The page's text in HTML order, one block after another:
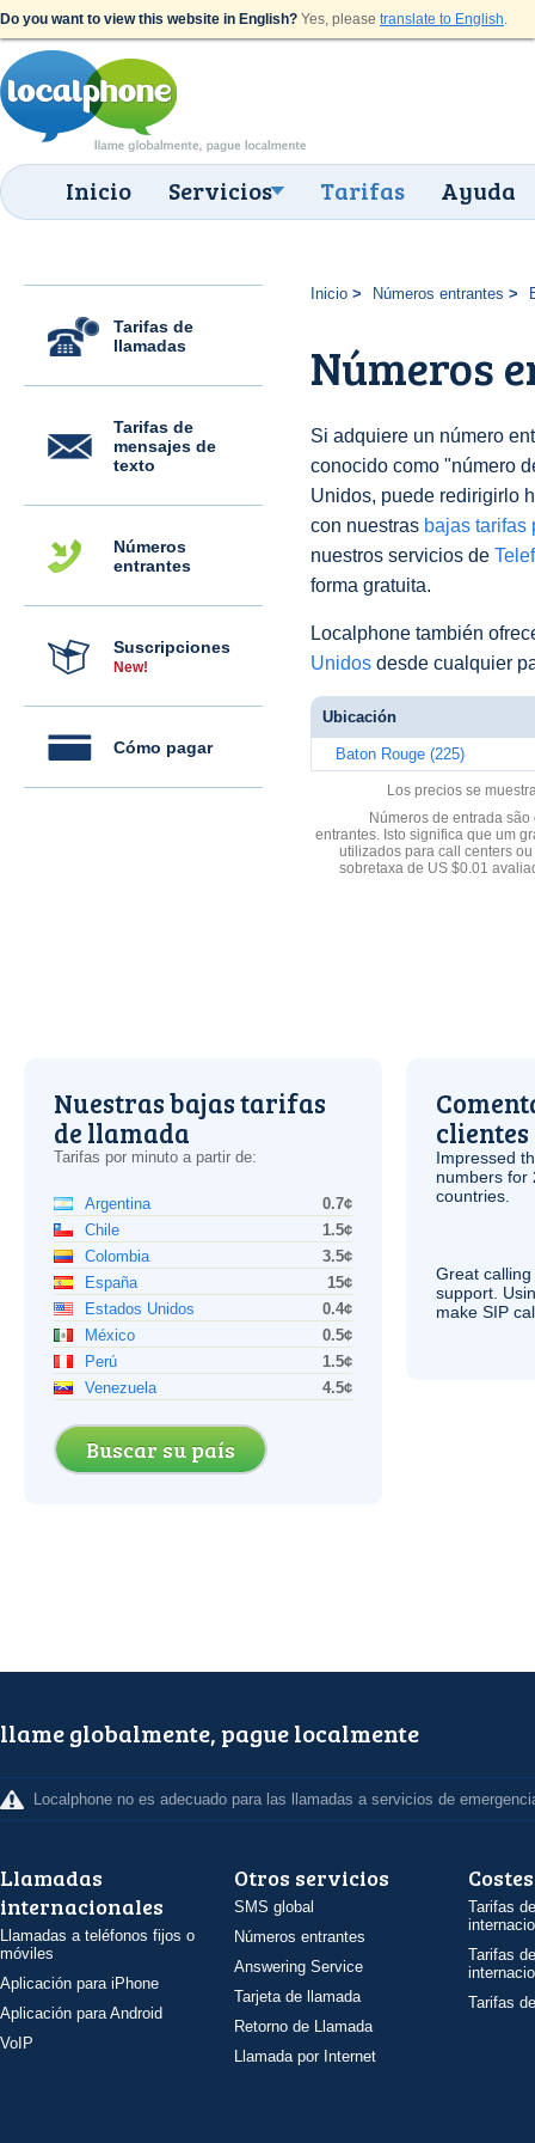
Do you want to view this website in English? Yes, please translate to English.
Inicio Servicios Tarifas Ayuda
Tarifas de
llamadas
Tarifas de
mensajes de
texto
Números
entrantes
Suscripciones
New!
Cómo pagar
Inicio Números entrantes
Números
Si adquiere un número
conocido como "número
Unidos, puede redirigirlo
con nuestras bajas tarifas
nuestros servicios de
forma gratuita.
Localphone también
Unidos desde cualquier
Ubicación
Baton Rouge (225)
Los precios se
Números de entrada
entrantes. Isto significa que um
utilizados para call centers
sobretaxa de US $0.01
Nuestras bajas tarifas
de llamada
Tarifas por minuto a partir de:
Argentina
0.7¢
Chile
1.5¢
Colombia
3.5¢
España
15¢
Estados Unidos
0.4¢
México
0.5¢
Perú
1.5¢
Venezuela
4.5¢
Buscar su país
clientes
Impressed
numbers for
countries.
Great
support.
make SIP
llame globalmente, pague localmente
Localphone no es adecuado para las llamadas a servicios de
Llamadas
internacionales
Llamadas a teléfonos fijos o
móviles
Aplicación para iPhone
Aplicación para Android
VoIP
Otros servicios
SMS global
Números entrantes
Answering Service
Tarjeta de llamada
Retorno de Llamada
Llamada por Internet
Costes
Tarifas
Tarifas
Tarifas